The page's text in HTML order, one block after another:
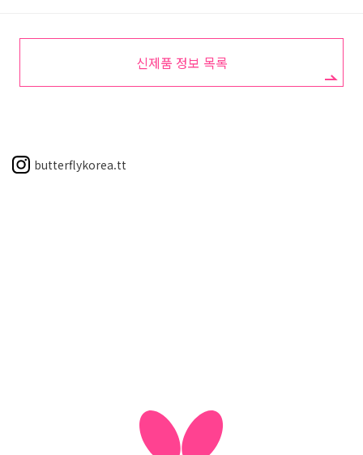
신제품 정보 목록
butterflykorea.tt